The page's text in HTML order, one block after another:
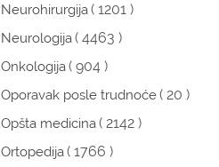
Neurohirurgija( 1201 )
Neurologija( 4463 )
Onkologija( 904 )
Oporavak posle trudnoće( 20 )
Opšta medicina( 2142 )
Ortopedija( 1766 )